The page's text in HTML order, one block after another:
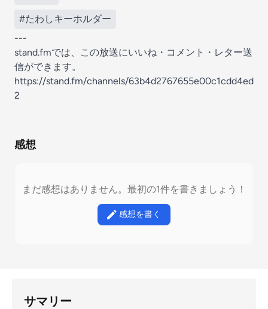
#たわしキーホルダー
---
stand.fmでは、この放送にいいね・コメント・レター送
信ができます。
https://stand.fm/channels/63b4d2767655e00c1cdd4ed
2
感想
まだ感想はありません。最初の1件を書きましょう！
感想を書く
サマリー